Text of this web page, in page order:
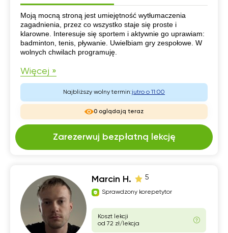
CV
Moją mocną stroną jest umiejętność wytłumaczenia
zagadnienia, przez co wszystko staje się proste i
klarowne. Interesuje się sportem i aktywnie go uprawiam:
badminton, tenis, pływanie. Uwielbiam gry zespołowe. W
wolnych chwilach programuję.
Więcej »
Najbliższy wolny termin:jutro o 11:00
0 oglądają teraz
Zarezerwuj bezpłatną lekcję
Marcin H. 5
Sprawdzony korepetytor
Koszt lekcji
od 72 zł/lekcja